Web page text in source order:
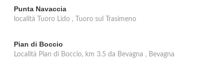
Punta Navaccia
località Tuoro Lido , Tuoro sul Trasimeno
Pian di Boccio
Località Pian di Boccio, km 3.5 da Bevagna , Bevagna